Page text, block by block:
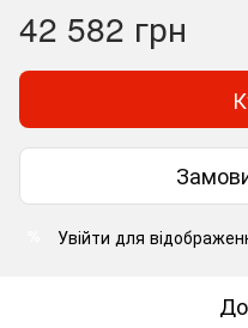
42 582 грн
Увійти для